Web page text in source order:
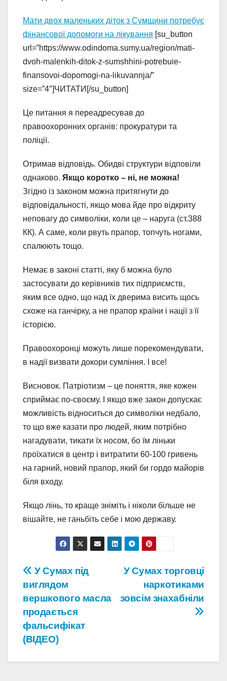
Мати двох маленьких діток з Сумщини потребує
фінансової допомоги на лікування [su_button
url=”https://www.odindoma.sumy.ua/region/mati-
dvoh-malenkih-ditok-z-sumshhini-potrebuie-
finansovoi-dopomogi-na-likuvannja/”
size=”4″]ЧИТАТИ[/su_button]
Це питання я переадресував до
правоохоронних органів: прокуратури та
поліції.
Отримав відповідь. Обидві структури відповіли
однаково. Якщо коротко – ні, не можна!
Згідно із законом можна притягнути до
відповідальності, якщо мова йде про відкриту
неповагу до символіки, коли це – наруга (ст.388
КК). А саме, коли рвуть прапор, топчуть ногами,
спалюють тощо.
Немає в законі статті, яку б можна було
застосувати до керівників тих підприємств,
яким все одно, що над їх дверима висить щось
схоже на ганчірку, а не прапор країни і нації з її
історією.
Правоохоронці можуть лише порекомендувати,
в надії визвати докори сумління. І все!
Висновок. Патріотизм – це поняття, яке кожен
сприймає по-своєму. І якщо вже закон допускає
можливість відноситься до символіки недбало,
то що вже казати про людей, яким потрібно
нагадувати, тикати їх носом, бо їм ліньки
проїхатися в центр і витратити 60-100 гривень
на гарний, новий прапор, який би гордо майорів
біля входу.
Якщо лінь, то краще зніміть і ніколи більше не
вішайте, не ганьбіть себе і мою державу.
Навігація
записів
У Сумах торговці
наркотиками
зовсім знахабніли
У Сумах під
виглядом
вершкового масла
продається
фальсифікат
(ВІДЕО)